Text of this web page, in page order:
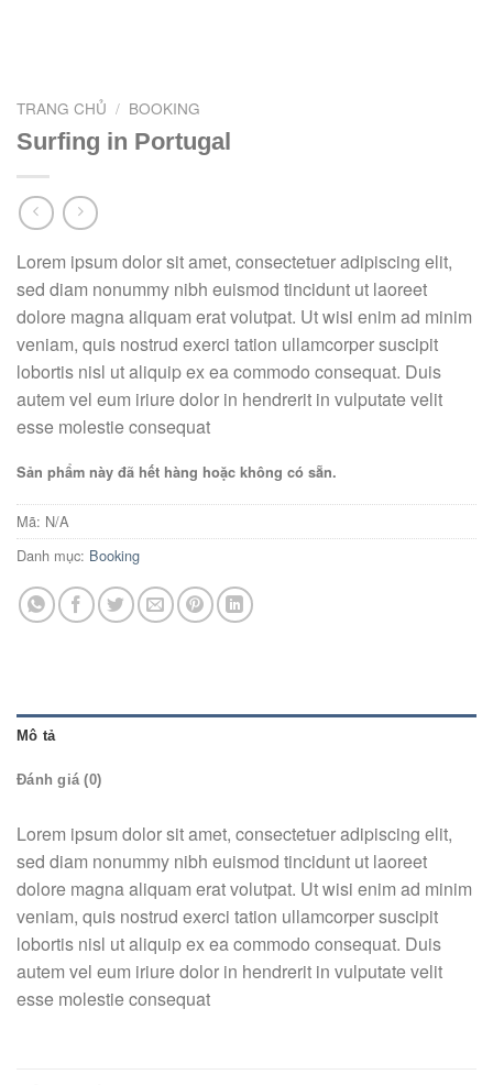
TRANG CHỦ / BOOKING
Surfing in Portugal
Lorem ipsum dolor sit amet, consectetuer adipiscing elit,
sed diam nonummy nibh euismod tincidunt ut laoreet
dolore magna aliquam erat volutpat. Ut wisi enim ad minim
veniam, quis nostrud exerci tation ullamcorper suscipit
lobortis nisl ut aliquip ex ea commodo consequat. Duis
autem vel eum iriure dolor in hendrerit in vulputate velit
esse molestie consequat
Sản phẩm này đã hết hàng hoặc không có sẵn.
Mã: N/A
Danh mục: Booking
Mô tả
Đánh giá (0)
Lorem ipsum dolor sit amet, consectetuer adipiscing elit,
sed diam nonummy nibh euismod tincidunt ut laoreet
dolore magna aliquam erat volutpat. Ut wisi enim ad minim
veniam, quis nostrud exerci tation ullamcorper suscipit
lobortis nisl ut aliquip ex ea commodo consequat. Duis
autem vel eum iriure dolor in hendrerit in vulputate velit
esse molestie consequat